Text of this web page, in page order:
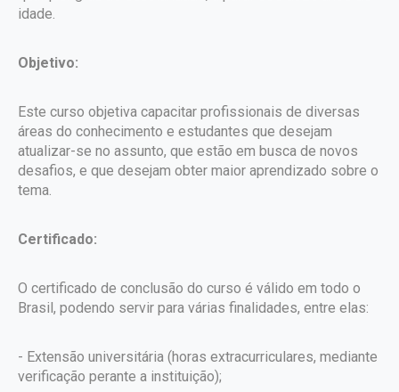
idade.
Objetivo:
Este curso objetiva capacitar profissionais de diversas
áreas do conhecimento e estudantes que desejam
atualizar-se no assunto, que estão em busca de novos
desafios, e que desejam obter maior aprendizado sobre o
tema.
Certificado:
O certificado de conclusão do curso é válido em todo o
Brasil, podendo servir para várias finalidades, entre elas:
- Extensão universitária (horas extracurriculares, mediante
verificação perante a instituição);